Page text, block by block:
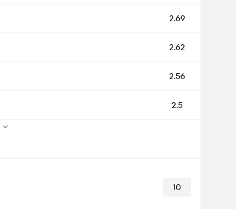
2.69
2.62
2.56
2.5
10